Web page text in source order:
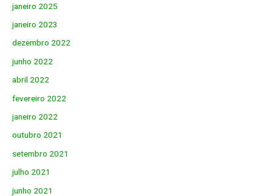
janeiro 2025
janeiro 2023
dezembro 2022
junho 2022
abril 2022
fevereiro 2022
janeiro 2022
outubro 2021
setembro 2021
julho 2021
junho 2021